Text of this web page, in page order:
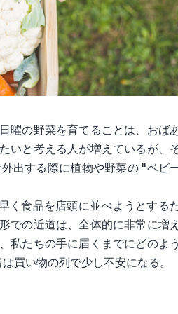
曜の野菜を育てることは、おば
いと考える人が増えているが、
出する際に植物や野菜の "ベビ
く食品を店頭に並べようとする
での近道は、全体的に非常に増え
私たちの手に届くまでにどのよう
買い物の列で少し不安になる。